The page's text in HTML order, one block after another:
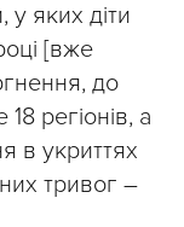
у яких діти
[вже
до
регіонів, а
в укриттях
тривог –